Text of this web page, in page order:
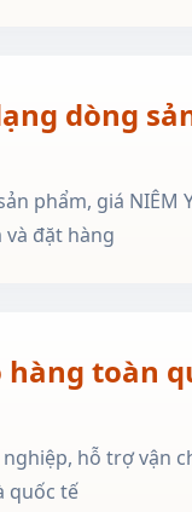
dòng
phẩm, giá NIÊM
đặt hàng
hàng toàn
hỗ trợ vận
quốc tế